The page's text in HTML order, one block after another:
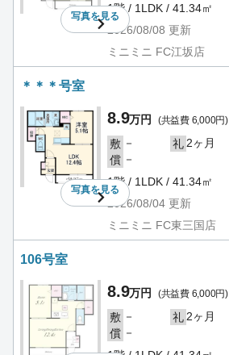
写真を見る
1階 / 1LDK / 41.34㎡
2026/08/08 更新
ミニミニ FC江坂店
＊＊＊号室
写真を見る
8.9万円 (共益費 6,000円)
敷 － 礼 2ヶ月
償 －
1階 / 1LDK / 41.34㎡
2026/08/04 更新
ミニミニ FC東三国店
106号室
8.9万円 (共益費 6,000円)
敷 － 礼 2ヶ月
償 －